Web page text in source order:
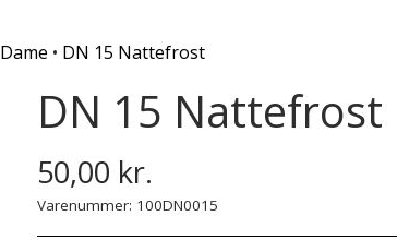
Bio Lana
Piuma
Hækle/strikkekit dyr
Jersey
Dame DN 15 Nattefrost
DN 15 Nattefrost
50,00 kr.
Varenummer: 100DN0015